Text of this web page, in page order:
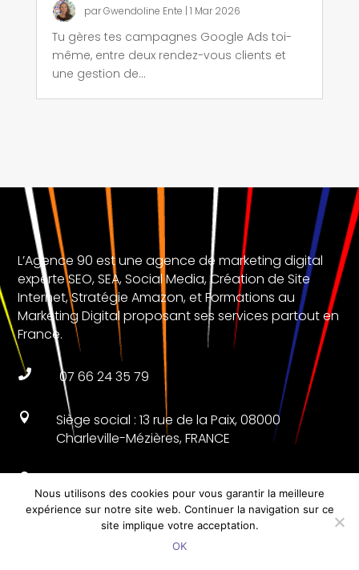
parGwendoline Ente | 1 Mar 2026
Tu gères tes campagnes Google Ads toi-
même, entre deux rendez-vous clients et
une gestion de...
L’Agence 90 est une agence de marketing digital
experte SEO, SEA, Social Media, Création de Site
Internet, Stratégie Amazon, et Formations au
Marketing Digital proposant ses services partout en
France.
 07 66 24 35 79

Siège social : 13 rue de la Paix, 08000
Charleville-Mézières, FRANCE
Paris, FRANCE
Agence 90 Lille : 22 rue de Nantes, 59000 Lille,
Nous utilisons des cookies pour vous garantir la meilleure
expérience sur notre site web. Continuer la navigation sur ce
site implique votre acceptation.
OK